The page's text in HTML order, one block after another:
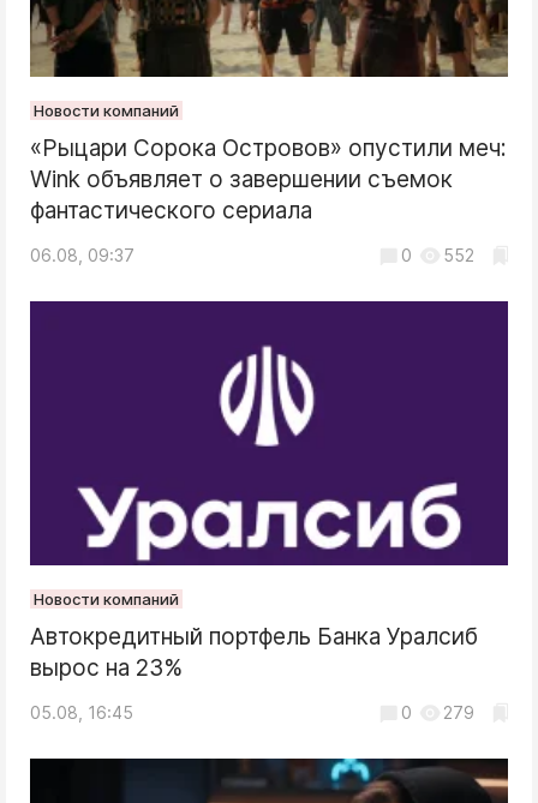
Новости компаний
«Рыцари Сорока Островов» опустили меч:
Wink объявляет о завершении съемок
фантастического сериала
06.08, 09:37 0 552
Новости компаний
Автокредитный портфель Банка Уралсиб
вырос на 23%
05.08, 16:45 0 279